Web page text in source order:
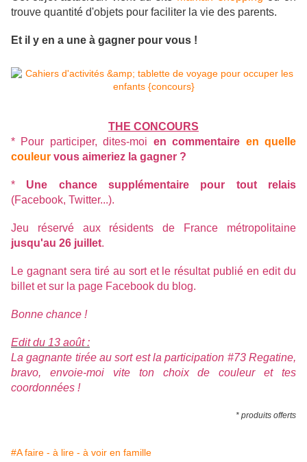
trouve quantité d'objets pour faciliter la vie des parents.
Et il y en a une à gagner pour vous !
THE CONCOURS
* Pour participer, dites-moi en commentaire en quelle
couleur vous aimeriez la gagner ?
* Une chance supplémentaire pour tout relais
(Facebook, Twitter...).
Jeu réservé aux résidents de France métropolitaine
jusqu'au 26 juillet.
Le gagnant sera tiré au sort et le résultat publié en edit du
billet et sur la page Facebook du blog.
Bonne chance !
Edit du 13 août :
La gagnante tirée au sort est la participation #73 Regatine,
bravo, envoie-moi vite ton choix de couleur et tes
coordonnées !
* produits offerts
#A faire - à lire - à voir en famille